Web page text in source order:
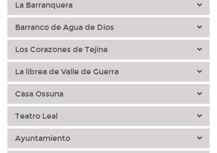
La Barranquera
Barranco de Agua de Dios
Los Corazones de Tejina
La librea de Valle de Guerra
Casa Ossuna
Teatro Leal
Ayuntamiento